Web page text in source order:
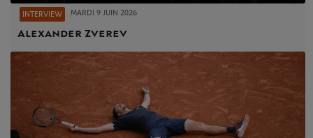
INTERVIEW MARDI 9 JUIN 2026
Alexander Zverev